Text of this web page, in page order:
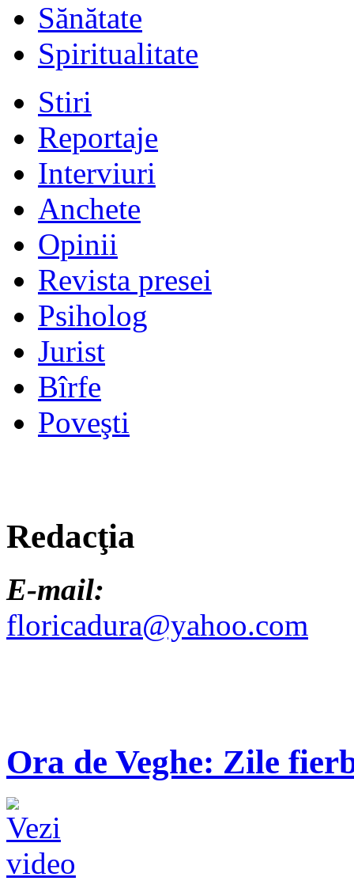
Sănătate
Spiritualitate
Stiri
Reportaje
Interviuri
Anchete
Opinii
Revista presei
Psiholog
Jurist
Bîrfe
Poveşti
Redacţia
E-mail:
floricadura@yahoo.com
Ora de Veghe: Zile